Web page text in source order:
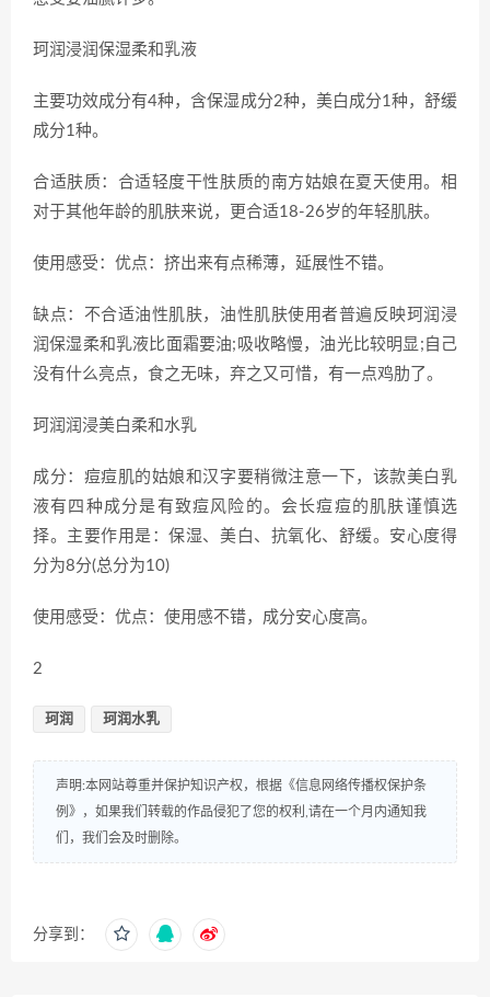
珂润浸润保湿柔和乳液
主要功效成分有4种，含保湿成分2种，美白成分1种，舒缓
成分1种。
合适肤质：合适轻度干性肤质的南方姑娘在夏天使用。相
对于其他年龄的肌肤来说，更合适18-26岁的年轻肌肤。
使用感受：优点：挤出来有点稀薄，延展性不错。
缺点：不合适油性肌肤，油性肌肤使用者普遍反映珂润浸
润保湿柔和乳液比面霜要油;吸收略慢，油光比较明显;自己
没有什么亮点，食之无味，弃之又可惜，有一点鸡肋了。
珂润润浸美白柔和水乳
成分：痘痘肌的姑娘和汉字要稍微注意一下，该款美白乳
液有四种成分是有致痘风险的。会长痘痘的肌肤谨慎选
择。主要作用是：保湿、美白、抗氧化、舒缓。安心度得
分为8分(总分为10)
使用感受：优点：使用感不错，成分安心度高。
2
珂润 珂润水乳
声明:本网站尊重并保护知识产权，根据《信息网络传播权保护条
例》，如果我们转载的作品侵犯了您的权利,请在一个月内通知我
们，我们会及时删除。
分享到：